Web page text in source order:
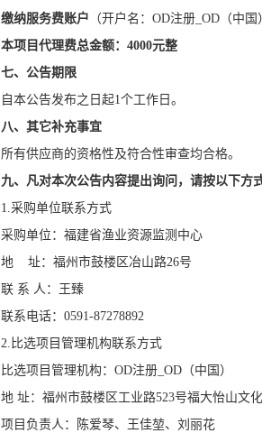
缴纳服务费账户 （开户名：OD注册_OD（中
本项目代理费总金额：4000元整
七、公告期限
自本公告发布之日起1个工作日。
八、其它补充事宜
所有供应商的资格性及符合性审查均合格。
九、凡对本次公告内容提出询问，请按以下方
1.采购单位联系方式
采购单位：福建省渔业资源监测中心
地 址：福州市鼓楼区冶山路26号
联 系 人：王臻
联系电话：0591-87278892
2.比选项目管理机构联系方式
比选项目管理机构：OD注册_OD（中国）
地 址：福州市鼓楼区工业路523号福大怡山文
项目负责人：陈爱琴、王佳堃、刘丽花